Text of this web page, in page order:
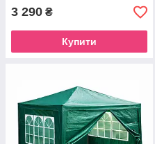
3 290 ₴
Купити